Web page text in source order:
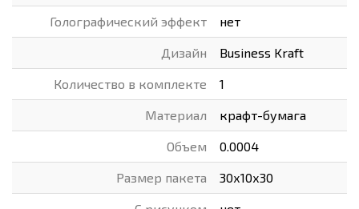
Голографический эффект нет
Дизайн Business Kraft
Количество в комплекте 1
Материал крафт-бумага
Объем 0.0004
Размер пакета 30х10х30